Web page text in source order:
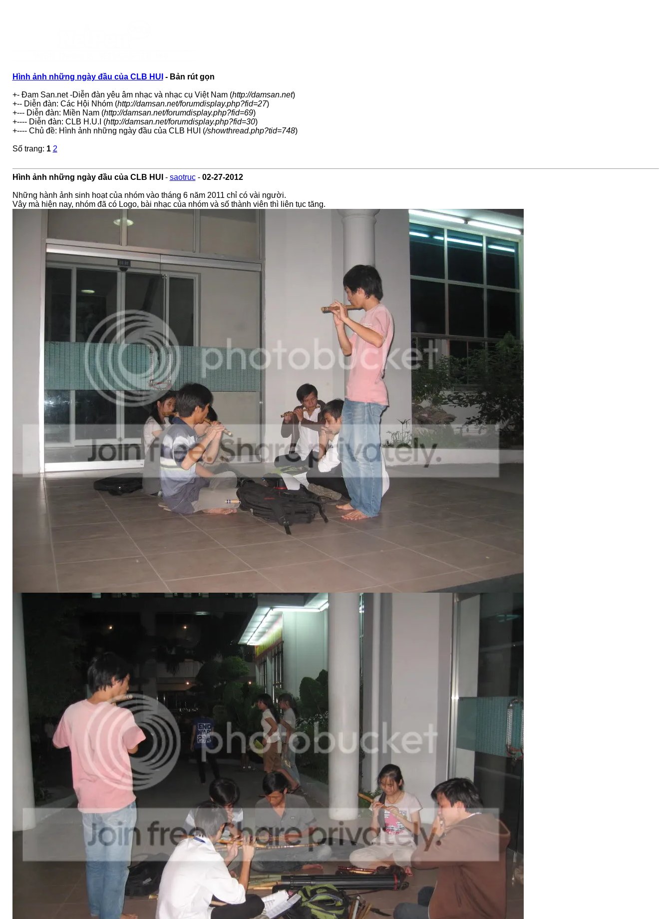
Hình ảnh những ngày đầu của CLB HUI - Bản rút gọn
+- Đam San.net -Diễn đàn yêu âm nhạc và nhạc cụ Việt Nam (http://damsan.net)
+-- Diễn đàn: Các Hội Nhóm (http://damsan.net/forumdisplay.php?fid=27)
+--- Diễn đàn: Miền Nam (http://damsan.net/forumdisplay.php?fid=69)
+---- Diễn đàn: CLB H.U.I (http://damsan.net/forumdisplay.php?fid=30)
+---- Chủ đề: Hình ảnh những ngày đầu của CLB HUI (/showthread.php?tid=748)
Số trang: 1 2
Hình ảnh những ngày đầu của CLB HUI - saotruc- 02-27-2012
Những hành ảnh sinh hoạt của nhóm vào tháng 6 năm 2011 chỉ có vài người.
Vây mà hiện nay, nhóm đã có Logo, bài nhạc của nhóm và số thành viên thì liên tục tăng.